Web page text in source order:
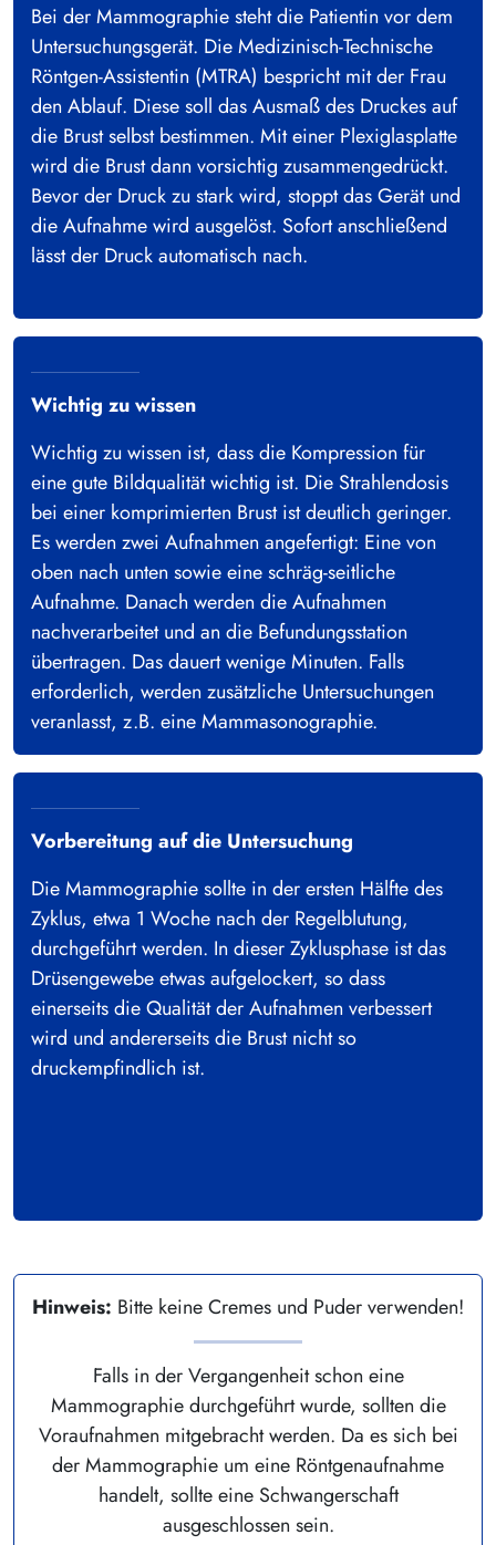
Bei der Mammographie steht die Patientin vor dem
Untersuchungsgerät. Die Medizinisch-Technische
Röntgen-Assistentin (MTRA) bespricht mit der Frau
den Ablauf. Diese soll das Ausmaß des Druckes auf
die Brust selbst bestimmen. Mit einer Plexiglasplatte
wird die Brust dann vorsichtig zusammengedrückt.
Bevor der Druck zu stark wird, stoppt das Gerät und
die Aufnahme wird ausgelöst. Sofort anschließend
lässt der Druck automatisch nach.
Wichtig zu wissen
Wichtig zu wissen ist, dass die Kompression für
eine gute Bildqualität wichtig ist. Die Strahlendosis
bei einer komprimierten Brust ist deutlich geringer.
Es werden zwei Aufnahmen angefertigt: Eine von
oben nach unten sowie eine schräg-seitliche
Aufnahme. Danach werden die Aufnahmen
nachverarbeitet und an die Befundungsstation
übertragen. Das dauert wenige Minuten. Falls
erforderlich, werden zusätzliche Untersuchungen
veranlasst, z.B. eine Mammasonographie.
Vorbereitung auf die Untersuchung
Die Mammographie sollte in der ersten Hälfte des
Zyklus, etwa 1 Woche nach der Regelblutung,
durchgeführt werden. In dieser Zyklusphase ist das
Drüsengewebe etwas aufgelockert, so dass
einerseits die Qualität der Aufnahmen verbessert
wird und andererseits die Brust nicht so
druckempfindlich ist.
Hinweis: Bitte keine Cremes und Puder verwenden!
Falls in der Vergangenheit schon eine
Mammographie durchgeführt wurde, sollten die
Voraufnahmen mitgebracht werden. Da es sich bei
der Mammographie um eine Röntgenaufnahme
handelt, sollte eine Schwangerschaft
ausgeschlossen sein.